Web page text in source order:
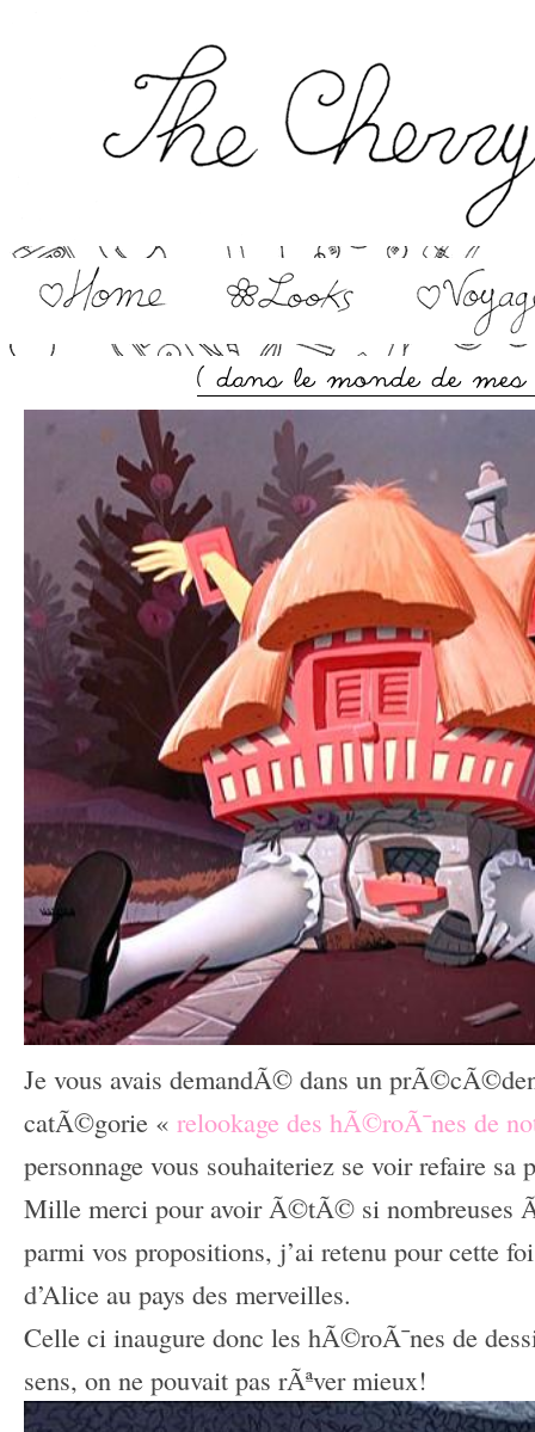
Je vous avais demandÃ© dans un
catÃ©gorie « relookage des hÃ©roÃ¯nes de
personnage vous souhaiteriez se voir refaire sa
Mille merci pour avoir Ã©tÃ© si nombreuses
parmi vos propositions, j’ai retenu pour cette
d’Alice au pays des merveilles.
Celle ci inaugure donc les hÃ©roÃ¯nes de
sens, on ne pouvait pas rÃªver mieux!